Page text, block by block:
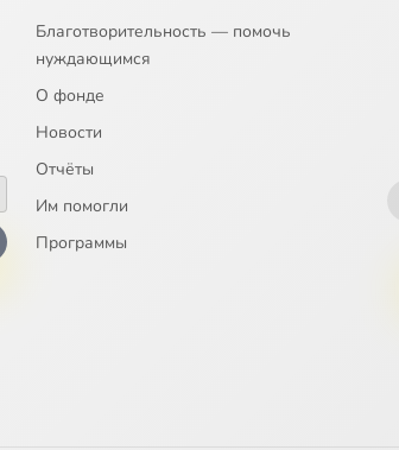
Благотворительность — помочь
нуждающимся
О фонде
Новости
Отчёты
Им помогли
Программы